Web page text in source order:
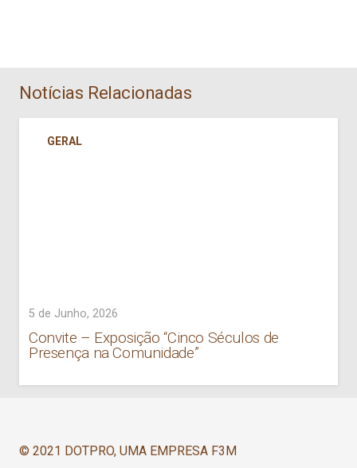
Notícias Relacionadas
GERAL
5 de Junho, 2026
Convite – Exposição “Cinco Séculos de
Presença na Comunidade”
© 2021 DOTPRO, UMA EMPRESA F3M